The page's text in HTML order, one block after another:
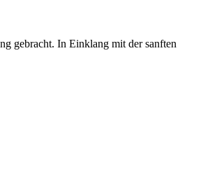
gebracht. In Einklang mit der sanften